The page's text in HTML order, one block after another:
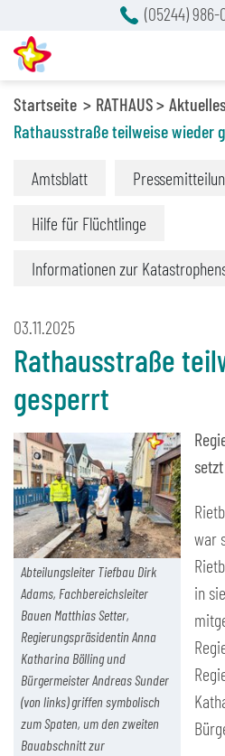
Startseite RATHAUS
Rathausstraße teilweise wieder
Amtsblatt
Hilfe für Flüchtlinge
Informationen zur
03.11.2025
Rathausstraße
gesperrt
Abteilungsleiter Tiefbau Dirk
Adams, Fachbereichsleiter
Bauen Matthias Setter,
Regierungspräsidentin Anna
Katharina Bölling und
Bürgermeister Andreas Sunder
(von links) griffen symbolisch
zum Spaten, um den zweiten
Bauabschnitt zur
war
in
(05244) 986-